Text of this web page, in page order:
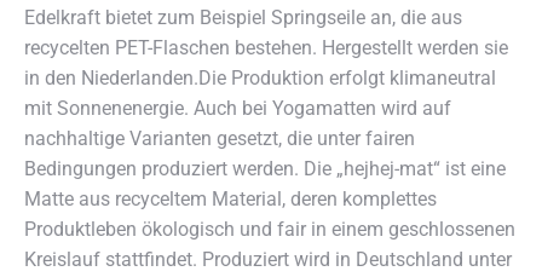
Edelkraft bietet zum Beispiel Springseile an, die aus
recycelten PET-Flaschen bestehen. Hergestellt werden sie
in den Niederlanden.Die Produktion erfolgt klimaneutral
mit Sonnenenergie. Auch bei Yogamatten wird auf
nachhaltige Varianten gesetzt, die unter fairen
Bedingungen produziert werden. Die „hejhej-mat“ ist eine
Matte aus recyceltem Material, deren komplettes
Produktleben ökologisch und fair in einem geschlossenen
Kreislauf stattfindet. Produziert wird in Deutschland unter